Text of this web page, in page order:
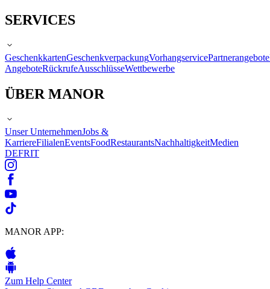
SERVICES
GeschenkkartenGeschenkverpackungVorhangservicePartnerangebote
AngeboteRückrufeAusschlüsseWettbewerbe
ÜBER MANOR
Unser UnternehmenJobs &
KarriereFilialenEventsFoodRestaurantsNachhaltigkeitMedien
DEFRIT
MANOR APP:
Zum Help Center